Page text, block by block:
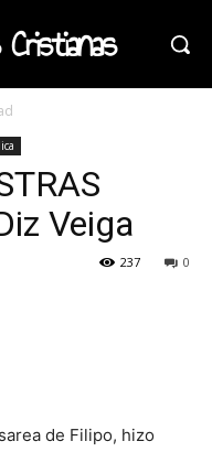
Veiga
0
237
de Filipo, hizo